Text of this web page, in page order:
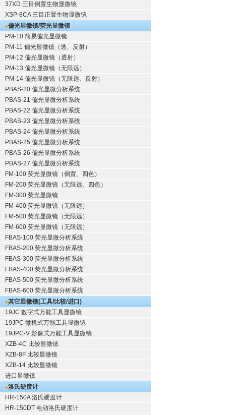
37XD 三目倒置生物显微镜
XSP-8CA 三目正置生物显微镜
偏光显微镜/荧光显微镜
PM-10 简易偏光显微镜
PM-11 偏光显微镜（透、反射）
PM-12 偏光显微镜（透射）
PM-13 偏光显微镜（无限远）
PM-14 偏光显微镜（无限远、反射）
PBAS-20 偏光显微分析系统
PBAS-21 偏光显微分析系统
PBAS-22 偏光显微分析系统
PBAS-23 偏光显微分析系统
PBAS-24 偏光显微分析系统
PBAS-25 偏光显微分析系统
PBAS-26 偏光显微分析系统
PBAS-27 偏光显微分析系统
FM-100 荧光显微镜（倒置、四色）
FM-200 荧光显微镜（无限远、四色）
FM-300 荧光显微镜
FM-400 荧光显微镜（无限远）
FM-500 荧光显微镜（无限远）
FM-600 荧光显微镜（无限远）
FBAS-100 荧光显微分析系统
FBAS-200 荧光显微分析系统
FBAS-300 荧光显微分析系统
FBAS-400 荧光显微分析系统
FBAS-500 荧光显微分析系统
FBAS-600 荧光显微分析系统
其它显微镜(工具/比较/进口)
19JC 数字式万能工具显微镜
19JPC 微机式万能工具显微镜
19JPC-V 影像式万能工具显微镜
XZB-4C 比较显微镜
XZB-8F 比较显微镜
XZB-14 比较显微镜
进口显微镜
洛氏硬度计
HR-150A 洛氏硬度计
HR-150DT 电动洛氏硬度计